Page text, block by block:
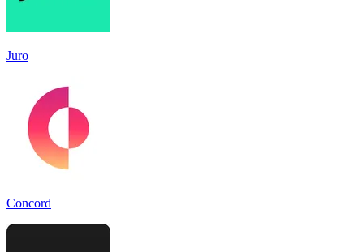
Juro
Concord